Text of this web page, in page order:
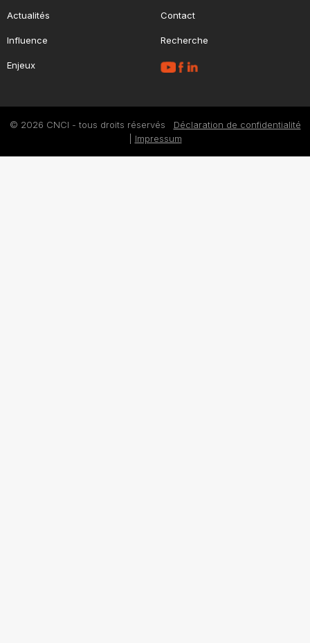
Actualités
Influence
Enjeux
Contact
Recherche
© 2026 CNCI - tous droits réservés Déclaration de confidentialité
Impressum